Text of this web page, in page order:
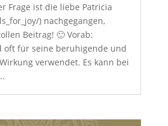
Frage ist die liebe Patricia
) nachgegangen,
Beitrag! 🙂 Vorab:
oft für seine beruhigende und
verwendet. Es kann bei